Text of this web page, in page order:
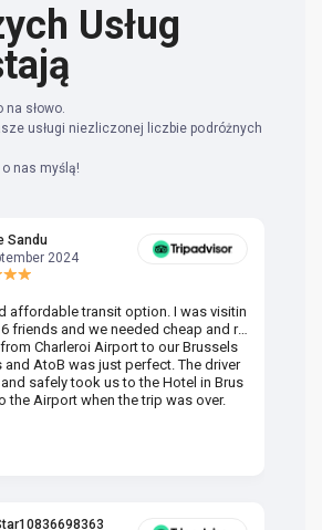
Usług
słowo.
usługi niezliczonej liczbie podróżnych
nas myślą!
Sandu
2024
affordable transit option. I was visitin
friends and we needed cheap and re
Charleroi Airport to our Brussels
AtoB was just perfect. The driver
safely took us to the Hotel in Brus
the Airport when the trip was over.